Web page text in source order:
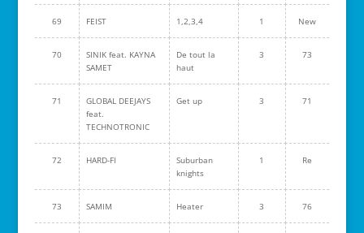
69 FEIST 1,2,3,4 1 New
70
SINIK feat. KAYNA
SAMET
De tout la
haut
3 73
71
GLOBAL DEEJAYS
feat.
TECHNOTRONIC
Get up 3 71
72 HARD-FI
Suburban
knights
1 Re
73 SAMIM Heater 3 76